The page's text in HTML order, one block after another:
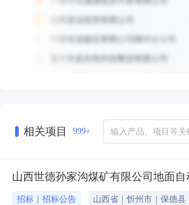
相关项目 999+
山西世德孙家沟煤矿有限公司地面
招标｜招标公告 山西省｜忻州市｜保德县